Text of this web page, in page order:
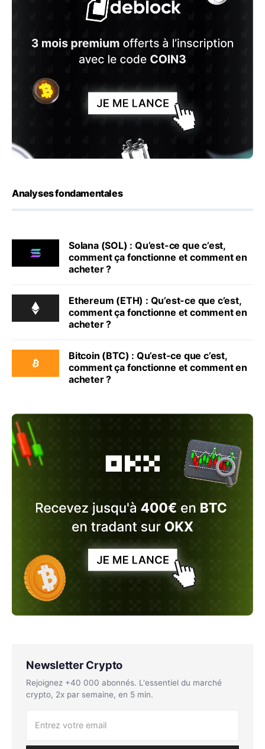
Analyses fondamentales
Solana (SOL) : Qu’est-ce que c’est,
comment ça fonctionne et comment en
acheter ?
Ethereum (ETH) : Qu’est-ce que c’est,
comment ça fonctionne et comment en
acheter ?
Bitcoin (BTC) : Qu’est-ce que c’est,
comment ça fonctionne et comment en
acheter ?
Newsletter Crypto
Rejoignez +40 000 abonnés. L'essentiel du marché
crypto, 2x par semaine, en 5 min.